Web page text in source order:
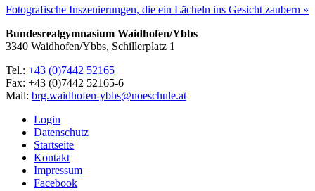
Fotografische Inszenierungen, die ein Lächeln ins Gesicht zaubern »
Bundesrealgymnasium Waidhofen/Ybbs
3340 Waidhofen/Ybbs, Schillerplatz 1
Tel.: +43 (0)7442 52165
Fax: +43 (0)7442 52165-6
Mail: brg.waidhofen-ybbs@noeschule.at
Login
Datenschutz
Startseite
Kontakt
Impressum
Facebook